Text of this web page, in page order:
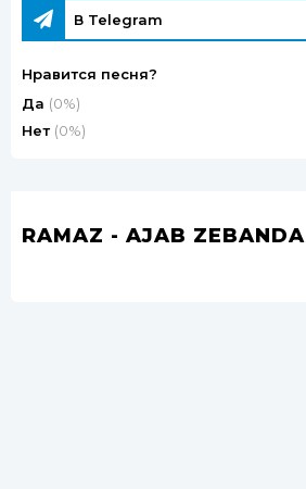
В Telegram
Нравится песня?
Да (0%)
Нет (0%)
RAMAZ - AJAB ZEBANDA